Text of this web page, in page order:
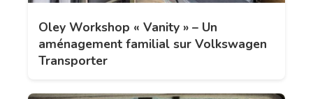
Oley Workshop « Vanity » – Un
aménagement familial sur Volkswagen
Transporter